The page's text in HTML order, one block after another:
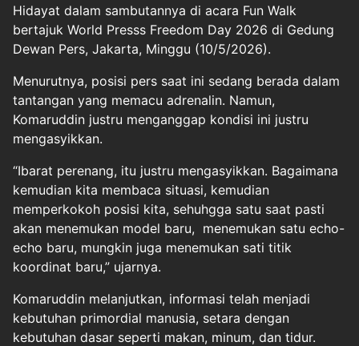
Hidayat dalam sambutannya di acara Fun Walk
bertajuk World Presss Freedom Day 2026 di Gedung
Dewan Pers, Jakarta, Minggu (10/5/2026).
Menurutnya, posisi pers saat ini sedang berada dalam
tantangan yang memacu adrenalin. Namun,
Komaruddin justru menganggap kondisi ini justru
mengasyikkan.
“Ibarat perenang, itu justru mengasyikkan. Bagaimana
kemudian kita membaca situasi, kemudian
memperkokoh posisi kita, sehuhgga satu saat pasti
akan menemukan model baru, menemukan satu echo-
echo baru, mungkin juga menemukan sati titik
koordinat baru,” ujarnya.
Komaruddin melanjutkan, informasi telah menjadi
kebutuhan primordial manusia, setara dengan
kebutuhan dasar seperti makan, minum, dan tidur.